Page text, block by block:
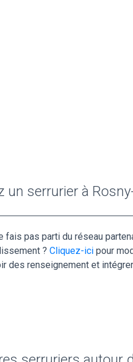
un serrurier à
fais pas parti du réseau
? Cliquez-ici pour
des renseignement et